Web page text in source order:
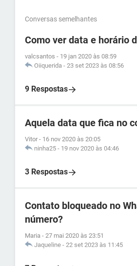
Conversas semelhantes
Como ver data e horário
valcsantos - 19 jan 2020 às 08:59
Oiiquerida - 23 set 2023 às 08:56
9 Respostas
Aquela data que fica no
Vitor - 16 nov 2020 às 20:05
ninha25 - 19 nov 2020 às 04:46
3 Respostas
Contato bloqueado no
número?
Maria - 27 mai 2020 às 23:51
Jaqueline - 22 set 2023 às 11:45